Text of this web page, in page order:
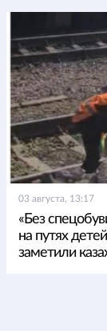
03 августа, 13:17
«Без
на путях
заметили